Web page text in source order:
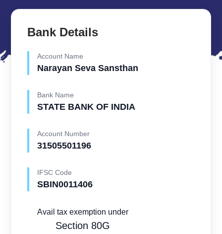
Bank Details
Account Name
Narayan Seva Sansthan
Bank Name
STATE BANK OF INDIA
Account Number
31505501196
IFSC Code
SBIN0011406
Avail tax exemption under
Section 80G